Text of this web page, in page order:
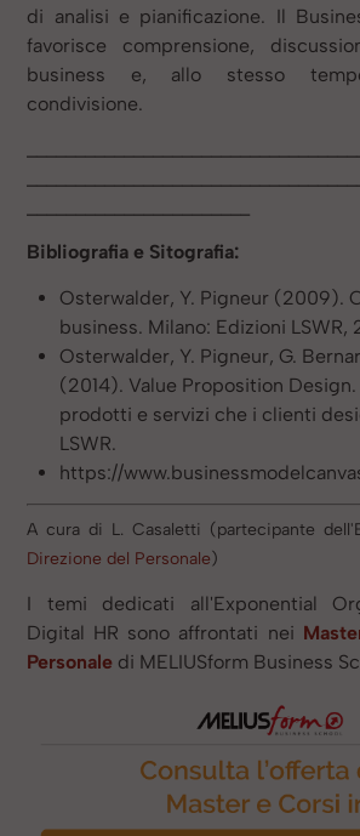
di analisi e pianificazione. Il
favorisce comprensione,
business e, allo stesso
condivisione.
Bibliografia e Sitografia:
Osterwalder, Y. Pigneur (2009).
business. Milano: Edizioni LSWR,
Osterwalder, Y. Pigneur, G.
(2014). Value Proposition
prodotti e servizi che i clienti
LSWR.
https://
A cura di L. Casaletti (partecipante
Direzione del Personale)
I temi dedicati all'Exponential
Digital HR sono affrontati nei
Personale di MELIUSform Business